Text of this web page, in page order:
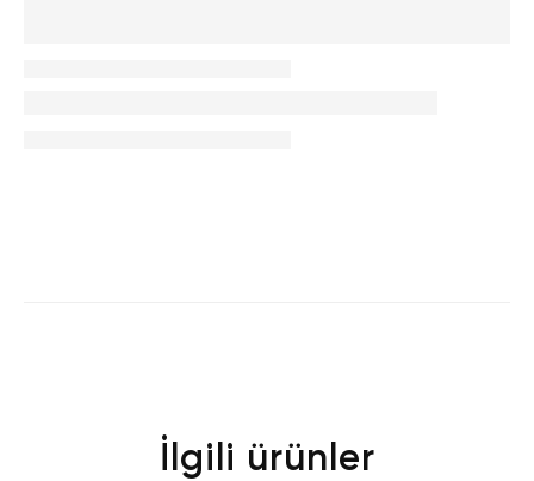
İlgili ürünler